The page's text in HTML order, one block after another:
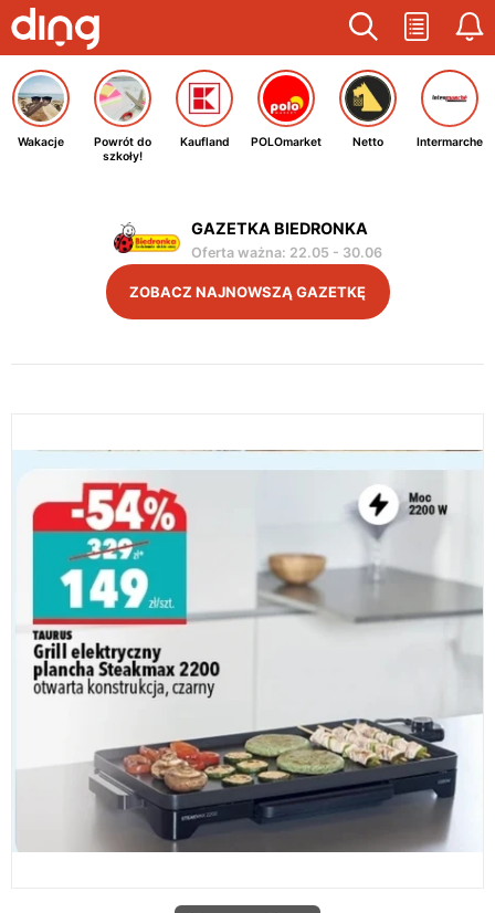
Wakacje
Powrót do
szkoły!
Kaufland POLOmarket Netto Intermarche
GAZETKA BIEDRONKA
Oferta ważna: 22.05 - 30.06
ZOBACZ NAJNOWSZĄ GAZETKĘ